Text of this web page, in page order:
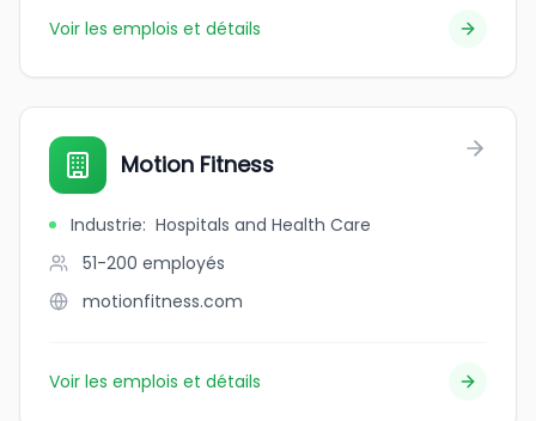
Voir les emplois et détails
Motion Fitness
Industrie: Hospitals and Health Care
51-200 employés
motionfitness.com
Voir les emplois et détails